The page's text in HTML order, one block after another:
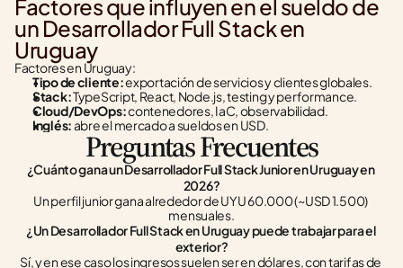
Factores que influyen en el sueldo de
un Desarrollador Full Stack en
Uruguay
Factores en Uruguay:
Tipo de cliente: exportación de servicios y clientes globales.
Stack: TypeScript, React, Node.js, testing y performance.
Cloud/DevOps: contenedores, IaC, observabilidad.
Inglés: abre el mercado a sueldos en USD.
Preguntas Frecuentes
¿Cuánto gana un Desarrollador Full Stack Junior en Uruguay en
2026?
Un perfil junior gana alrededor de UYU 60.000 (~USD 1.500)
mensuales.
¿Un Desarrollador Full Stack en Uruguay puede trabajar para el
exterior?
Sí, y en ese caso los ingresos suelen ser en dólares, con tarifas de